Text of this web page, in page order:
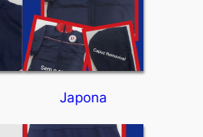
Japona